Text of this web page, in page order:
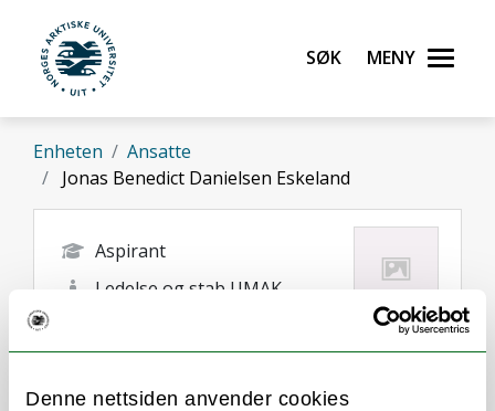
Denne nettsiden anvender cookies
Gå til hovedinnhold
UiT Norges arktiske universitet
Søk Meny
Enheten
Ansatte
Jonas Benedict Danielsen Eskeland
Aspirant
Ledelse og stab UMAK